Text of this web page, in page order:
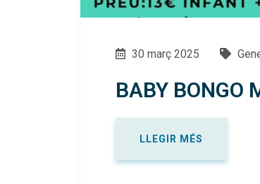
30 març 2025
BABY BONGO
LLEGIR MÉS